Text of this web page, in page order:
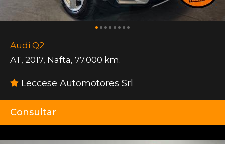
Audi Q2
AT, 2017, Nafta, 77.000 km.
Leccese Automotores Srl
Consultar